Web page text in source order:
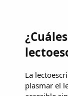
La
plasmar el